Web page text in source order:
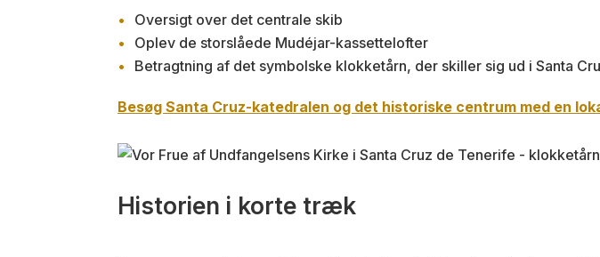
Oversigt over det centrale skib
Oplev de storslåede Mudéjar-kassettelofter
Betragtning af det symbolske klokketårn, der skiller sig ud i Santa
Besøg Santa Cruz-katedralen og det historiske centrum med en
Historien i korte træk